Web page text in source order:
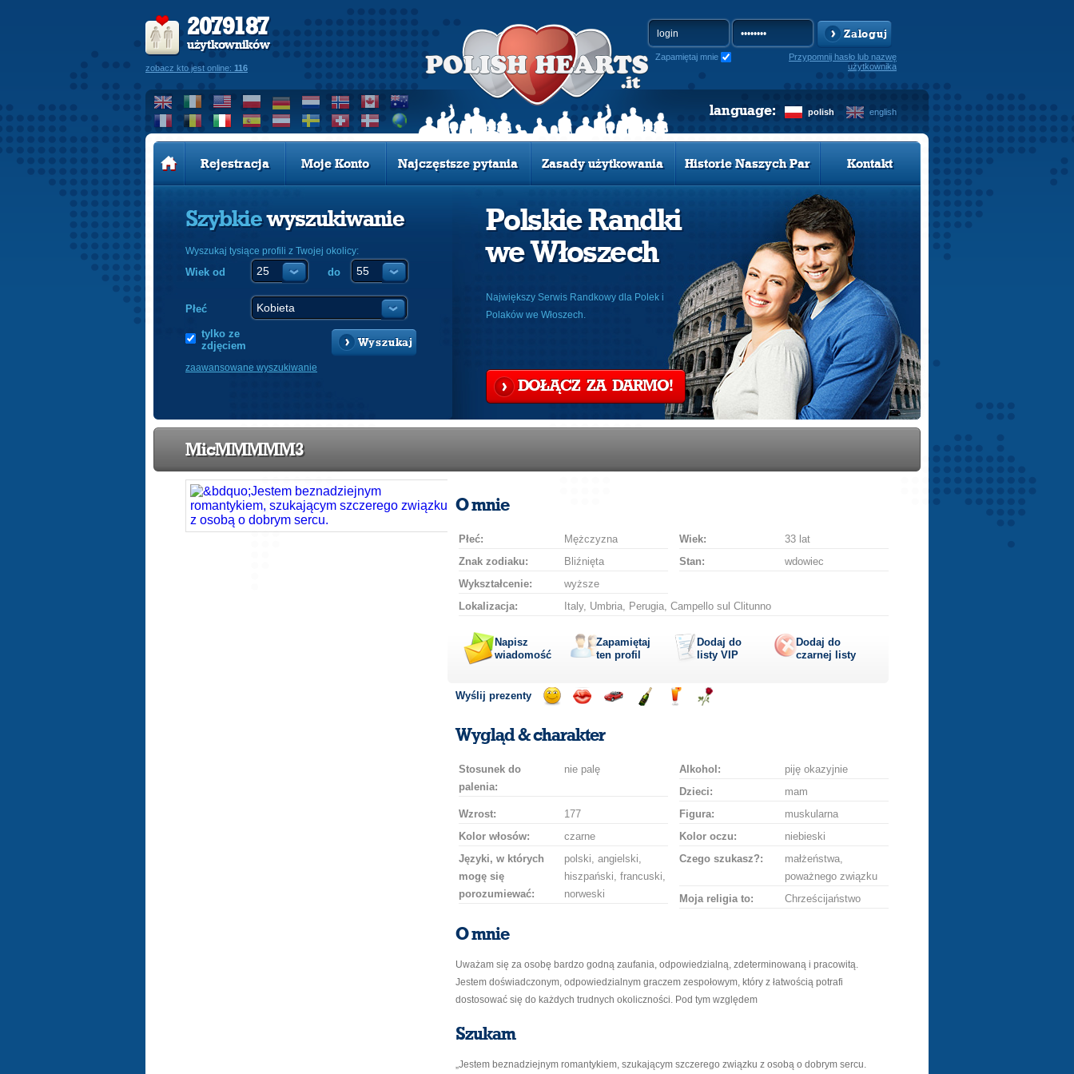
2079187
użytkowników
zobacz kto jest online: 116
Zaloguj
Zapamiętaj mnie
Przypomnij hasło lub nazwę
użytkownika
polish english
language:
Rejestracja Moje Konto Najczęstsze pytania Zasady użytkowania Historie Naszych Par Kontakt
Szybkiewyszukiwanie
Wyszukaj tysiące profili z Twojej okolicy:
Wiek od do
Płeć
tylko ze
zdjęciem
Wyszukaj
zaawansowane wyszukiwanie
Polskie Randki
we Włoszech
Największy Serwis Randkowy dla Polek i
Polaków we Włoszech.
DOŁĄCZ ZA DARMO!
MicMMMMM3
O mnie
Płeć: Mężczyzna Wiek:
33 lat
Znak zodiaku:
Bliźnięta Stan:
wdowiec
Wykształcenie:
wyższe
Lokalizacja:
Italy, Umbria, Perugia, Campello sul Clitunno
Napisz
wiadomość
Zapamiętaj
ten profil
Dodaj do
listy VIP
Dodaj do
czarnej listy
Wyślij prezenty
uśmiechbuziaka
Wygląd & charakter
Stosunek do
palenia:
nie palę Alkohol:
piję okazyjnie
Dzieci:
mam
Wzrost:
177 Figura:
muskularna
Kolor włosów:
czarne Kolor oczu:
niebieski
Języki, w których
mogę się
porozumiewać:
polski, angielski,
hiszpański, francuski,
norweski
Czego szukasz?:
małżeństwa,
poważnego związku
Moja religia to:
Chrześcijaństwo
O mnie
Uważam się za osobę bardzo godną zaufania, odpowiedzialną, zdeterminowaną i pracowitą.
Jestem doświadczonym, odpowiedzialnym graczem zespołowym, który z łatwością potrafi
dostosować się do każdych trudnych okoliczności. Pod tym względem
Szukam
„Jestem beznadziejnym romantykiem, szukającym szczerego związku z osobą o dobrym sercu.